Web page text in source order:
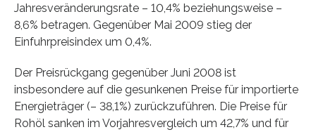
Jahresveränderungsrate – 10,4% beziehungsweise –
8,6% betragen. Gegenüber Mai 2009 stieg der
Einfuhrpreisindex um 0,4%.
Der Preisrückgang gegenüber Juni 2008 ist
insbesondere auf die gesunkenen Preise für importierte
Energieträger (– 38,1%) zurückzuführen. Die Preise für
Rohöl sanken im Vor­jahres­vergleich um 42,7% und für